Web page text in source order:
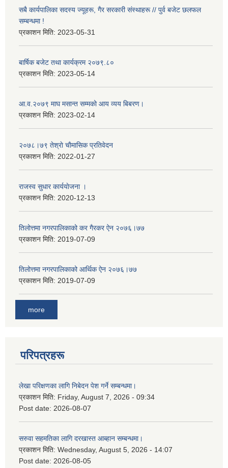
सबै कार्यपालिका सदस्य ज्यूहरू, गैर सरकारी संस्थाहरू // पुर्व बजेट छलफल
सम्बन्धमा !
प्रकाशन मिति: 2023-05-31
बार्षिक बजेट तथा कार्यक्रम २०७९.८०
प्रकाशन मिति: 2023-05-14
आ.व.२०७९ माघ मसान्त सम्मको आय व्यय बिबरण।
प्रकाशन मिति: 2023-02-14
२०७८।७९ तेश्राे चाैमासिक प्रतिवेदन
प्रकाशन मिति: 2022-01-27
राजस्व सुधार कार्ययाेजना ।
प्रकाशन मिति: 2020-12-13
तिलोत्तमा नगरपालिकाको कर गैरकर ऐन २०७६।७७
प्रकाशन मिति: 2019-07-09
तिलोत्तमा नगरपालिकाको आर्थिक ऐन २०७६।७७
प्रकाशन मिति: 2019-07-09
more
परिपत्रहरू
लेखा परिक्षणका लागि निबेदन पेश गर्ने सम्बन्धमा।
प्रकाशन मिति: Friday, August 7, 2026 - 09:34
Post date: 2026-08-07
सरुवा सहमतिका लागि दरखास्त आब्हान सम्बन्धमा।
प्रकाशन मिति: Wednesday, August 5, 2026 - 14:07
Post date: 2026-08-05